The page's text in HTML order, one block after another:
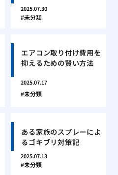
2025.07.30
未分類
エアコン取り付け費用を
抑えるための賢い方法
2025.07.17
未分類
ある家族のスプレーによ
るゴキブリ対策記
2025.07.13
未分類